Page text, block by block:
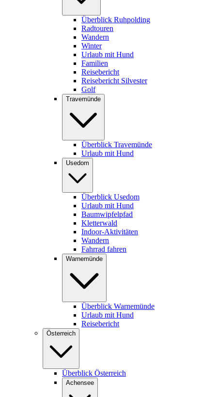
Überblick Ruhpolding
Radtouren
Wandern
Winter
Urlaub mit Hund
Familien
Reisebericht
Reisebericht Silvester
Golf
Travemünde
Überblick Travemünde
Urlaub mit Hund
Usedom
Überblick Usedom
Urlaub mit Hund
Baumwipfelpfad
Kletterwald
Indoor-Aktivitäten
Wandern
Fahrrad fahren
Warnemünde
Überblick Warnemünde
Urlaub mit Hund
Reisebericht
Österreich
Überblick Österreich
Achensee